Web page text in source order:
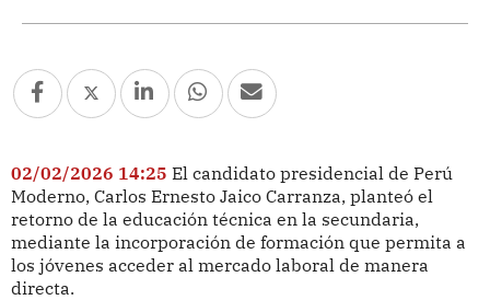
02/02/2026 14:25 El candidato presidencial de Perú
Moderno, Carlos Ernesto Jaico Carranza, planteó el
retorno de la educación técnica en la secundaria,
mediante la incorporación de formación que permita a
los jóvenes acceder al mercado laboral de manera
directa.